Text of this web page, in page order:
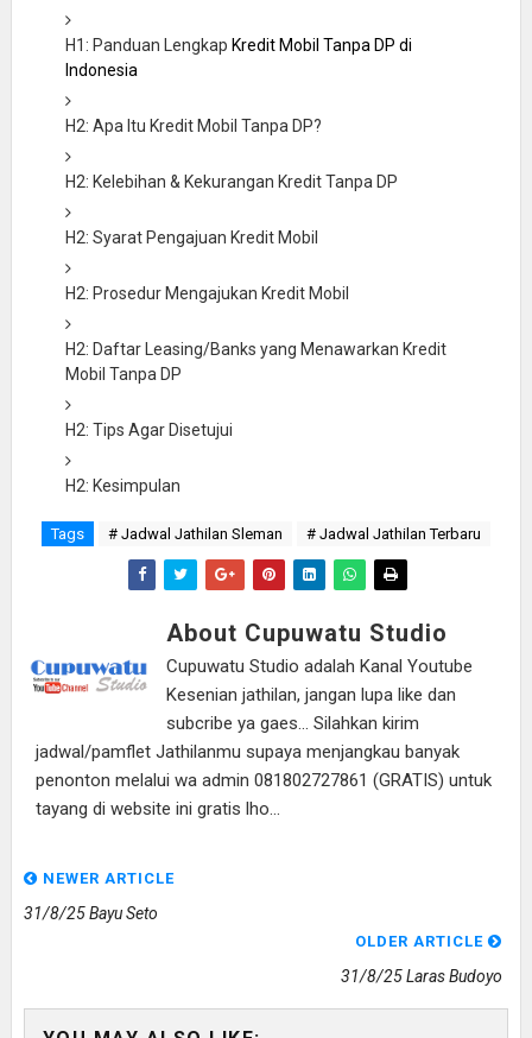
H1: Panduan Lengkap Kredit Mobil Tanpa DP di
Indonesia
H2: Apa Itu Kredit Mobil Tanpa DP?
H2: Kelebihan & Kekurangan Kredit Tanpa DP
H2: Syarat Pengajuan Kredit Mobil
H2: Prosedur Mengajukan Kredit Mobil
H2: Daftar Leasing/Banks yang Menawarkan Kredit
Mobil Tanpa DP
H2: Tips Agar Disetujui
H2: Kesimpulan
Tags # Jadwal Jathilan Sleman # Jadwal Jathilan Terbaru
About Cupuwatu Studio
Cupuwatu Studio adalah Kanal Youtube
Kesenian jathilan, jangan lupa like dan
subcribe ya gaes... Silahkan kirim
jadwal/pamflet Jathilanmu supaya menjangkau banyak
penonton melalui wa admin 081802727861 (GRATIS) untuk
tayang di website ini gratis lho...
NEWER ARTICLE
31/8/25 Bayu Seto
OLDER ARTICLE
31/8/25 Laras Budoyo